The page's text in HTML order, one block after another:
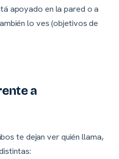
apoyado en la pared o a
lo ves (objetivos de
a
te dejan ver quién llama,